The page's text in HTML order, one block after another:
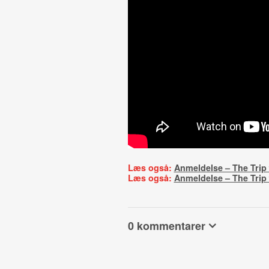
Læs også: Anmeldelse – The
Læs også: Anmeldelse – The
0 kommentarer